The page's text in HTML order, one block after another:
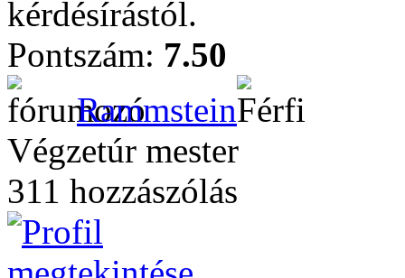
kérdésírástól.
Pontszám: 7.50
Rammstein
Végzetúr mester
311 hozzászólás